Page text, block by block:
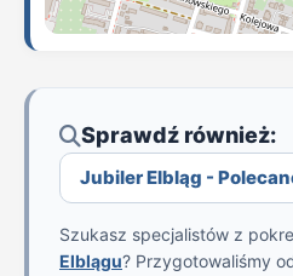
Sprawdź również:
Jubiler Elbląg -
Szukasz specjalistów z
Elblągu? Przygotowaliśmy